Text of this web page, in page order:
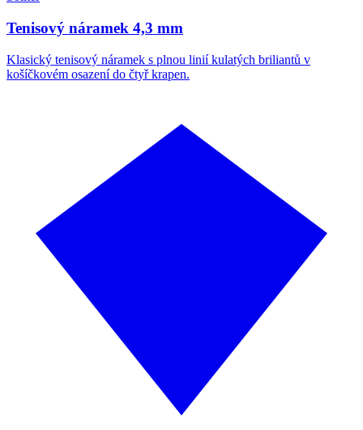
Tenisový náramek 4,3 mm
Klasický tenisový náramek s plnou linií kulatých briliantů v
košíčkovém osazení do čtyř krapen.